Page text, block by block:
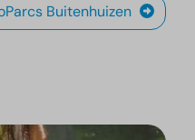
Buitenhuizen